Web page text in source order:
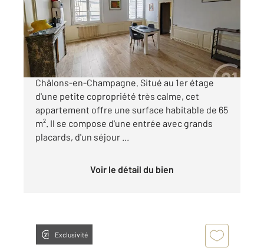
Appartement T2 à vendre
103 000 €
Découvrez ce grand F2 en plein centre-ville de
Châlons-en-Champagne. Situé au 1er étage
d'une petite copropriété très calme, cet
appartement offre une surface habitable de 65
m². Il se compose d'une entrée avec grands
placards, d'un séjour ...
Voir le détail du bien
Exclusivité